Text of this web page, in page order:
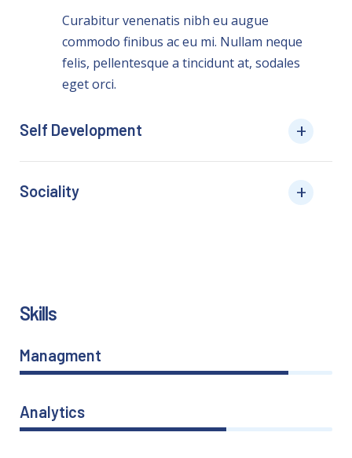
Curabitur venenatis nibh eu augue
commodo finibus ac eu mi. Nullam neque
felis, pellentesque a tincidunt at, sodales
eget orci.
Self Development
Sociality
Skills
Managment
Analytics